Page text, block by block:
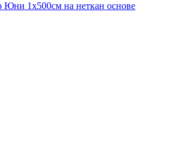
Юни 1х500см на неткан основе